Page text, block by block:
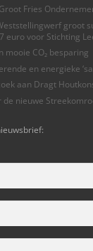
Fries
groot
euro voor Stichting
mooie CO₂ besparing
en energieke
aan Dragt
de nieuwe